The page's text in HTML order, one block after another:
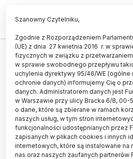
STUDENT
ZUS: studenci mają
października na
zaświadczenia o
nauki
15.10.2024
aktualizacja: 15.10.2024
2 minuty czytania
Szanowny Czytelniku,
Zgodnie z Rozporządzeniem
(UE) z dnia 27 kwietnia 2016 r. w
fizycznych w związku z
w sprawie swobodnego przepływu
uchylenia dyrektywy 95/46/WE (ogólne
ochronie danych) informujemy Cię o
danych. Administratorem danych jest
w Warszawie przy ulicy Bracka 6/8, 00-
o dane, które są zbierane w ramach
naszych usług, w tym stron
funkcjonalności udostępnianych przez
zapisanych w plikach cookies i innych
internetowych, które są instalowane na
nas oraz naszych zaufanych partnerów